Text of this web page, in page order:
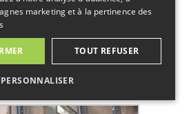
marketing et à la pertinence des
TOUT REFUSER
PERSONNALISER